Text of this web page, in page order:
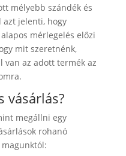
mélyebb szándék és
azt jelenti, hogy
mérlegelés előzi
mit szeretnénk,
van az adott termék az
vásárlás?
megállni egy
rohanó